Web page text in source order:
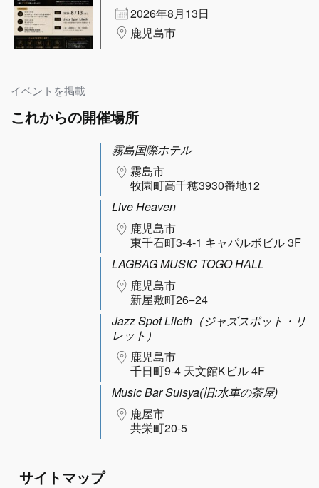
2026年8月13日
鹿児島市
イベントを掲載
これからの開催場所
霧島国際ホテル
霧島市
牧園町高千穂3930番地12
Live Heaven
鹿児島市
東千石町3-4-1 キャパルボビル 3F
LAGBAG MUSIC TOGO HALL
鹿児島市
新屋敷町26−24
Jazz Spot Lileth（ジャズスポット・リ
レット）
鹿児島市
千日町9-4 天文館Kビル 4F
Music Bar Suisya(旧:水車の茶屋)
鹿屋市
共栄町20-5
サイトマップ